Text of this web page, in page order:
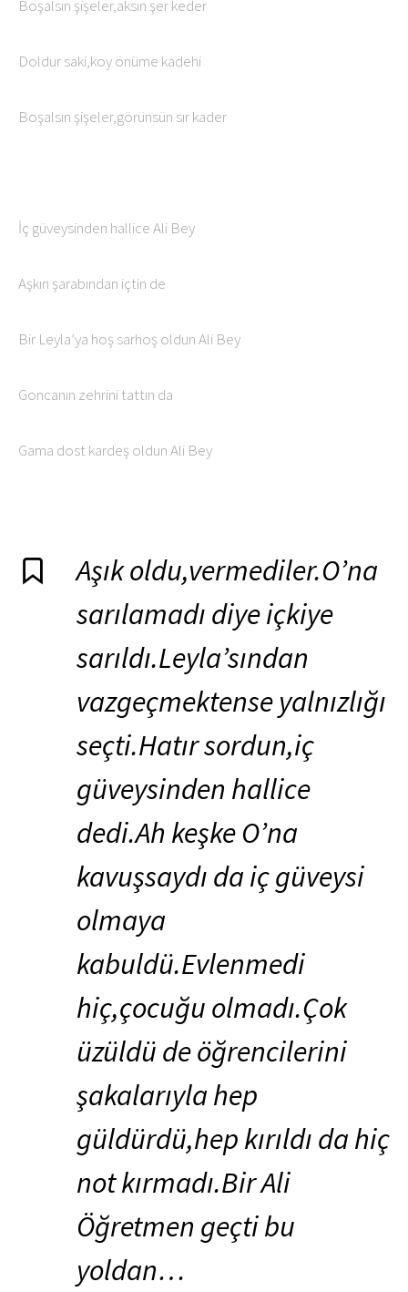
Boşalsın şişeler,aksın şer keder
Doldur saki,koy önüme kadehi
Boşalsın şişeler,görünsün sır kader
İç güveysinden hallice Ali Bey
Aşkın şarabından içtin de
Bir Leyla’ya hoş sarhoş oldun Ali Bey
Goncanın zehrini tattın da
Gama dost kardeş oldun Ali Bey
Aşık oldu,vermediler.O’na
sarılamadı diye içkiye
sarıldı.Leyla’sından
vazgeçmektense yalnızlığı
seçti.Hatır sordun,iç
güveysinden hallice
dedi.Ah keşke O’na
kavuşsaydı da iç güveysi
olmaya
kabuldü.Evlenmedi
hiç,çocuğu olmadı.Çok
üzüldü de öğrencilerini
şakalarıyla hep
güldürdü,hep kırıldı da hiç
not kırmadı.Bir Ali
Öğretmen geçti bu
yoldan…